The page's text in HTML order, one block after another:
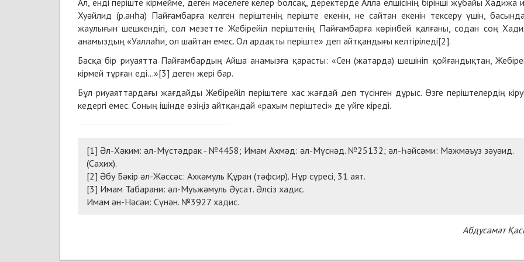
Ал, енді періште кірмейме, деген мәселеге келер болсақ, деректерде Алла елшісінің бірінші жұбайы Хадижа
Хуәйлид (р.анһа) Пайғамбарға келген періштенің періште екенін, не сайтан екенін тексеру үшін,
жаулығын шешкендігі, сол мезетте Жебірейіл періштенің Пайғамбарға көрінбей қалғаны, содан соң
анамыздың «Уаллаһи, ол шайтан емес. Ол ардақты періште» деп айтқандығы келтіріледі[2].
Басқа бір риуаятта Пайғамбардың Айша анамызға қарасты: «Сен (жатарда) шешініп қойғандықтан,
кірмей тұрған еді...»[3] деген жері бар.
Бұл риуаяттардағы жағдайды Жебірейіл періштеге хас жағдай деп түсінген дұрыс. Өзге періштелердің
кедергі емес. Соның ішінде өзіңіз айтқандай «рахым періштесі» де үйге кіреді.
[1] Әл-Хәким: әл-Мүстәдрак - №4458; Имам Ахмәд: әл-Мүснәд. №25132; әл-Һәйсәми: Мәжмәъуз зәуәид.
(Сахих).
[2] Әбу Бәкір әл-Жәссәс: Ахкәмуль Құран (тәфсир). Нұр сүресі, 31 аят.
[3] Имам Табарани: әл-Муъжәмуль Әусат. Әлсіз хадис.
Имам ән-Нәсәи: Сүнән. №3927 хадис.
Абдусамат